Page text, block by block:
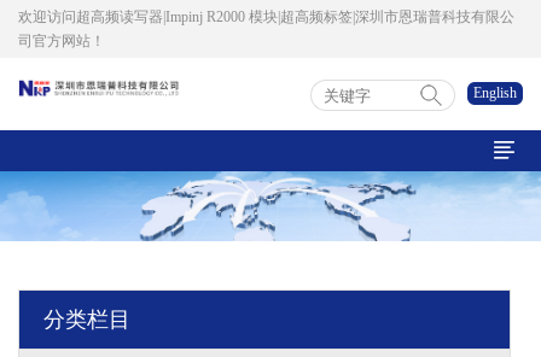
欢迎访问超高频读写器|Impinj R2000 模块|超高频标签|深圳市恩瑞普科技有限公
司官方网站！
English

分类栏目